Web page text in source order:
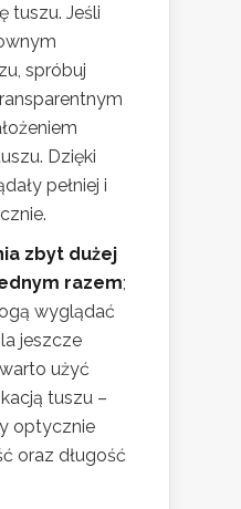
tuszu. Jeśli
spróbuj
Dzięki
pełniej i
zbyt dużej
razem;
wyglądać
jeszcze
użyć
tuszu –
optycznie
oraz długość